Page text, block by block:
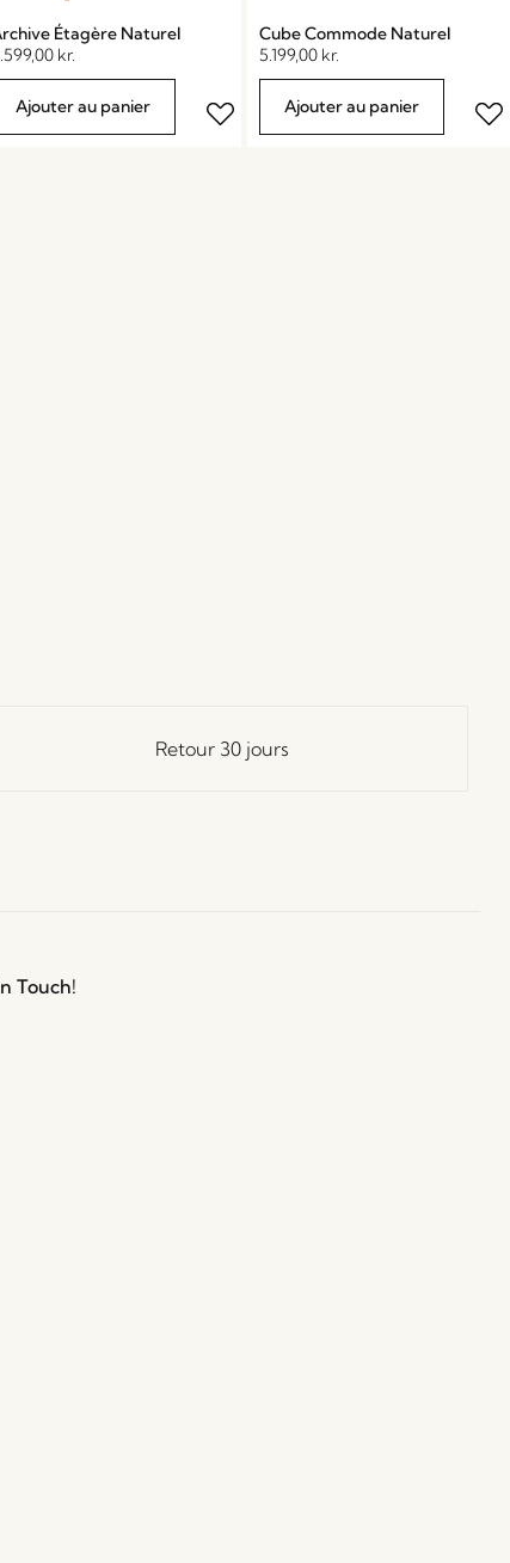
Étagère Naturel
kr.
Ajouter au panier
Cube Commode Naturel
5.199,00 kr.
Ajouter au panier
Retour 30 jours
Touch!